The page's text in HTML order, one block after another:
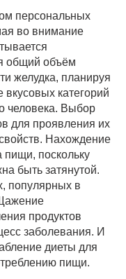
персональных
во внимание
общий объём
желудка, планируя
категорий
человека. Выбор
для проявления их
Нахождение
пищи, поскольку
быть затянутой.
популярных в
продуктов
заболевания. И
диеты для
пищи.